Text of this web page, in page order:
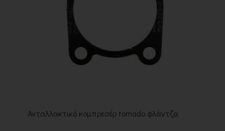
Ανταλλακτικό κομπρεσέρ tornado φλάντζα